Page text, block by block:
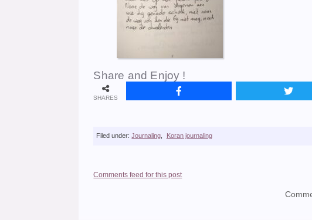
Share and Enjoy !
SHARES
Filed under:Journaling Koran journaling
Comments feed for this post